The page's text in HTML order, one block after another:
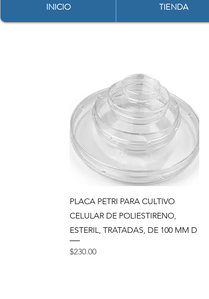
INICIO TIENDA
Vista rápida
PLACA PETRI PARA CULTIVO
CELULAR DE POLIESTIRENO,
ESTERIL, TRATADAS, DE 100 MM D
Precio
$230.00